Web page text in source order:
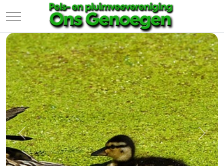
Mobile Menu Toggle
Previous Next